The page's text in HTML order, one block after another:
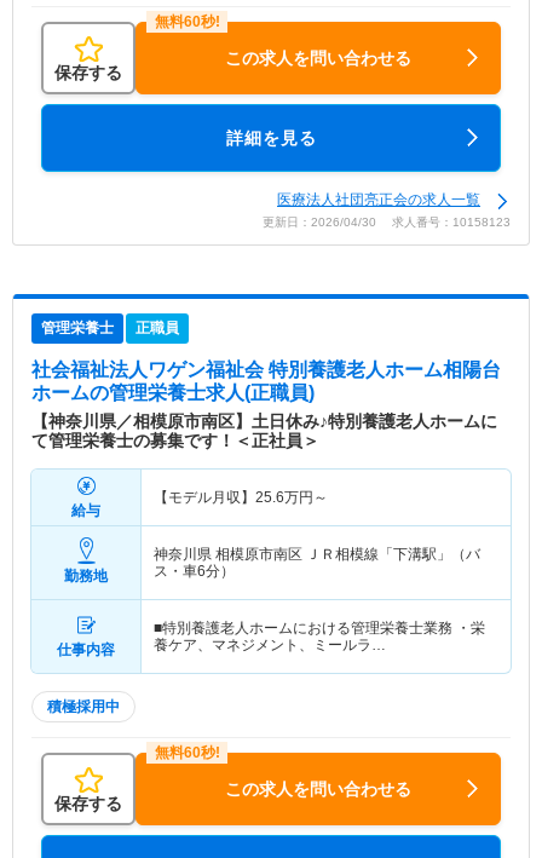
保存する
この求人を問い合わせる
詳細を見る
医療法人社団亮正会の求人一覧
更新日：2026/04/30 求人番号：10158123
管理栄養士 正職員
社会福祉法人ワゲン福祉会 特別養護老人ホーム相陽台
ホームの管理栄養士求人(正職員)
【神奈川県／相模原市南区】土日休み♪特別養護老人ホームに
て管理栄養士の募集です！＜正社員＞
給与
【モデル月収】 25.6万円～
勤務地
神奈川県 相模原市南区 ＪＲ相模線「下溝駅」（バ
ス・車6分）
仕事内容
■特別養護老人ホームにおける管理栄養士業務 ・栄
養ケア、マネジメント、ミールラ…
積極採用中
保存する
この求人を問い合わせる